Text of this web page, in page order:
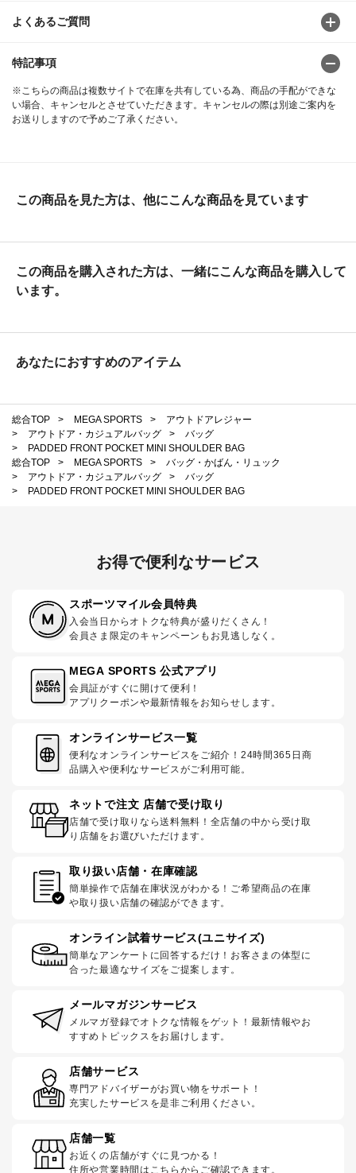
よくあるご質問
特記事項
※こちらの商品は複数サイトで在庫を共有している為、商品の手配ができな
い場合、キャンセルとさせていただきます。キャンセルの際は別途ご案内を
お送りしますので予めご了承ください。
この商品を見た方は、他にこんな商品を見ています
この商品を購入された方は、一緒にこんな商品を購入して
います。
あなたにおすすめのアイテム
総合TOP > MEGA SPORTS >
アウトドアレジャー
>
アウトドア・カジュアルバッグ >
バッグ
>
PADDED FRONT POCKET MINI SHOULDER BAG
総合TOP
> MEGA SPORTS >
バッグ・かばん・リュック
>
アウトドア・カジュアルバッグ >
バッグ
>
PADDED FRONT POCKET MINI SHOULDER BAG
お得で便利なサービス
スポーツマイル会員特典
入会当日からオトクな特典が盛りだくさん！
会員さま限定のキャンペーンもお見逃しなく。
MEGA SPORTS 公式アプリ
会員証がすぐに開けて便利！
アプリクーポンや最新情報をお知らせします。
オンラインサービス一覧
便利なオンラインサービスをご紹介！24時間365日商
品購入や便利なサービスがご利用可能。
ネットで注文 店舗で受け取り
店舗で受け取りなら送料無料！全店舗の中から受け取
り店舗をお選びいただけます。
取り扱い店舗・在庫確認
簡単操作で店舗在庫状況がわかる！ご希望商品の在庫
や取り扱い店舗の確認ができます。
オンライン試着サービス(ユニサイズ)
簡単なアンケートに回答するだけ！お客さまの体型に
合った最適なサイズをご提案します。
メールマガジンサービス
メルマガ登録でオトクな情報をゲット！最新情報やお
すすめトピックスをお届けします。
店舗サービス
専門アドバイザーがお買い物をサポート！
充実したサービスを是非ご利用ください。
店舗一覧
お近くの店舗がすぐに見つかる！
住所や営業時間はこちらからご確認できます。